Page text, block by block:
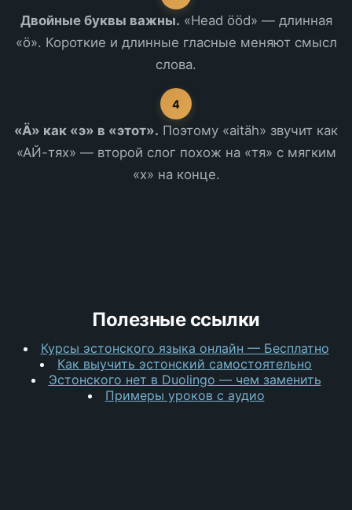
Двойные буквы важны. «Head ööd» — длинная
«ö». Короткие и длинные гласные меняют смысл
слова.
4
«Ä» как «э» в «этот». Поэтому «aitäh» звучит как
«АЙ-тях» — второй слог похож на «тя» с мягким
«х» на конце.
Полезные ссылки
Курсы эстонского языка онлайн — Бесплатно
Как выучить эстонский самостоятельно
Эстонского нет в Duolingo — чем заменить
Примеры уроков с аудио